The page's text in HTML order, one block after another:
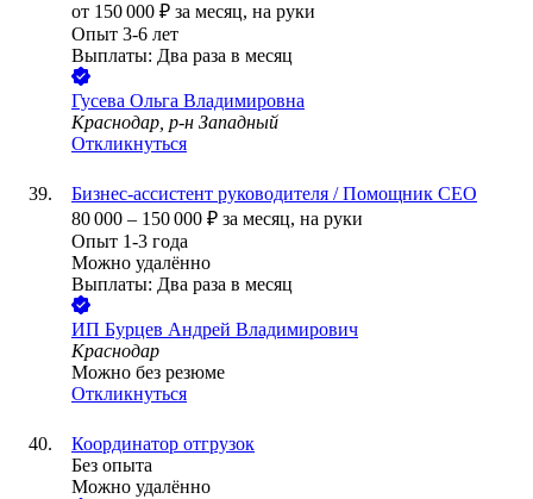
от 150 000 ₽ за месяц, на руки
Опыт 3-6 лет
Выплаты: Два раза в месяц
Гусева Ольга Владимировна
Краснодар, р-н Западный
Откликнуться
Бизнес-ассистент руководителя / Помощник СЕО
80 000 – 150 000 ₽ за месяц, на руки
Опыт 1-3 года
Можно удалённо
Выплаты: Два раза в месяц
ИП Бурцев Андрей Владимирович
Краснодар
Можно без резюме
Откликнуться
Координатор отгрузок
Без опыта
Можно удалённо